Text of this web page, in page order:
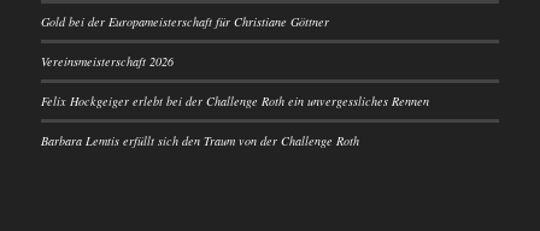
Gold bei der Europameisterschaft für Christiane Göttner
Vereinsmeisterschaft 2026
Felix Hockgeiger erlebt bei der Challenge Roth ein unvergessliches Rennen
Barbara Lemtis erfüllt sich den Traum von der Challenge Roth